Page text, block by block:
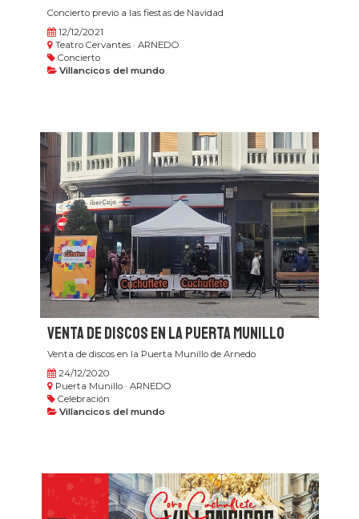
Concierto previo a las fiestas de Navidad
12/12/2021
Teatro Cervantes · ARNEDO
Concierto
Villancicos del mundo
Venta de discos en la Puerta Munillo
Venta de discos en la Puerta Munillo de Arnedo
24/12/2020
Puerta Munillo · ARNEDO
Celebración
Villancicos del mundo